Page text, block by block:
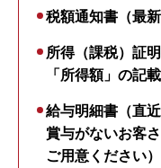
税額通知書（最新
所得（課税）証
「所得額」の記
給与明細書（直
賞与がないお客
ご用意ください）